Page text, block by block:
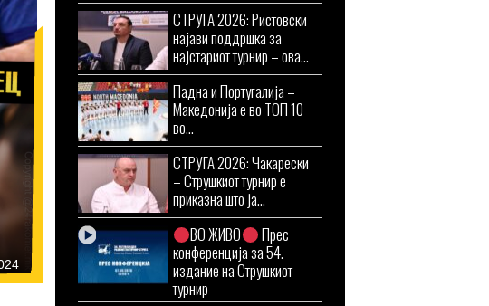
СТРУГА 2026: Ристовски
најави поддршка за
најстариот турнир – ова...
Падна и Португалија –
Македонија е во ТОП 10
во...
СТРУГА 2026: Чакарески
– Струшкиот турнир е
приказна што ја...
ВО ЖИВО
Прес
конференција за 54.
издание на Струшкиот
турнир